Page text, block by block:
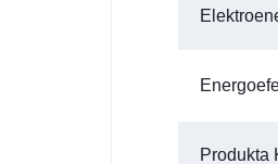
Produkta